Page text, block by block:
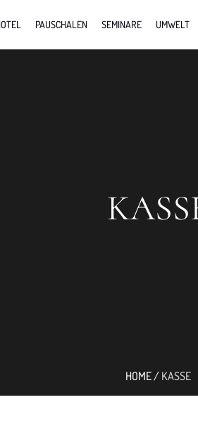
PAUSCHALEN SEMINARE UMWELT
HOME/ KASSE